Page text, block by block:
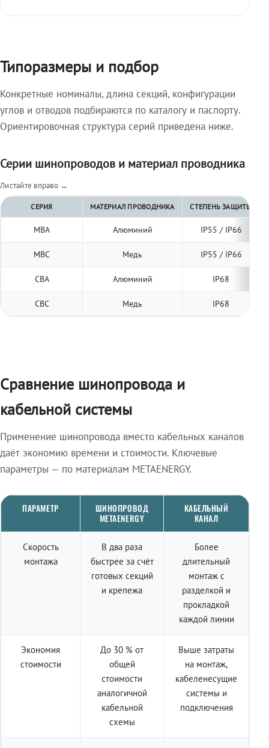
Типоразмеры и подбор
Конкретные номиналы, длина секций, конфигурации
углов и отводов подбираются по каталогу и паспорту.
Ориентировочная структура серий приведена ниже.
Серии шинопроводов и материал проводника
Листайте вправо →
СЕРИЯ МАТЕРИАЛ ПРОВОДНИКА СТЕПЕНЬ ЗАЩИТЫ
МВА Алюминий IP55 / IP66
МВС Медь IP55 / IP66
СВА Алюминий IP68
СВС Медь IP68
Сравнение шинопровода и
кабельной системы
Применение шинопровода вместо кабельных каналов
даёт экономию времени и стоимости. Ключевые
параметры — по материалам METAENERGY.
ПАРАМЕТР
ШИНОПРОВОД
METAENERGY
КАБЕЛЬНЫЙ
КАНАЛ
Скорость
монтажа
В два раза
быстрее за счёт
готовых секций
и крепежа
Более
длительный
монтаж с
разделкой и
прокладкой
каждой линии
Экономия
стоимости
До 30 % от
общей
стоимости
аналогичной
кабельной
схемы
Выше затраты
на монтаж,
кабеленесущие
системы и
подключения